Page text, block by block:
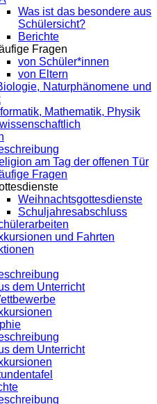
Was ist das besondere aus
Schülersicht?
Berichte
Fragen
von Schüler*innen
von Eltern
Naturphänomene und
Mathematik, Physik
am Tag der offenen Tür
Fragen
Weihnachtsgottesdienste
Schuljahresabschluss
und Fahrten
dem Unterricht
dem Unterricht